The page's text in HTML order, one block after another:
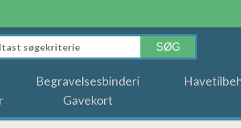
Begravelsesbinderi
Gavekort